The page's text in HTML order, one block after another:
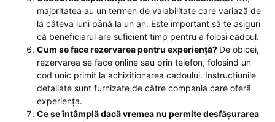
majoritatea au un termen de valabilitate care variază de
la câteva luni până la un an. Este important să te asiguri
că beneficiarul are suficient timp pentru a folosi cadoul.
Cum se face rezervarea pentru experiență? De obicei,
rezervarea se face online sau prin telefon, folosind un
cod unic primit la achiziționarea cadoului. Instrucțiunile
detaliate sunt furnizate de către compania care oferă
experiența.
Ce se întâmplă dacă vremea nu permite desfășurarea